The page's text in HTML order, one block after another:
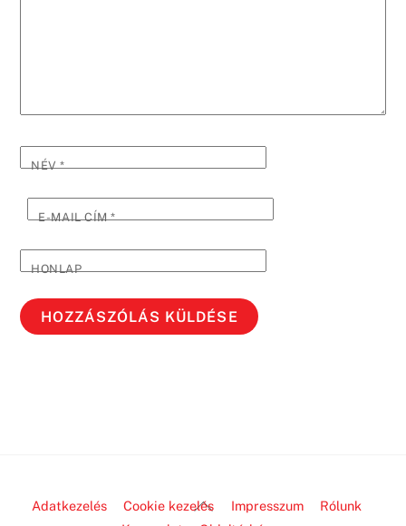
NÉV*
E-MAIL CÍM*
HONLAP
Back
Adatkezelés Cookie kezelés Impresszum
Rólunk